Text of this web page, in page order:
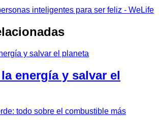
inteligentes para ser feliz - WeLife
energía y salvar el